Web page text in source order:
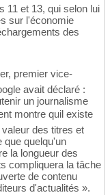
11 et 13, qui selon lui
sur l'économie
des
premier vice-
avait déclaré :
un journalisme
montre quil existe
des titres et
que quelqu'un
la longueur des
compliquera la tâche
de contenu
d'actualités ».